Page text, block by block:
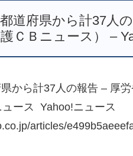
道府県から計37人
ＣＢニュース） –
から計37人の報告 – 厚
ース Yahoo!ニュース
articles/